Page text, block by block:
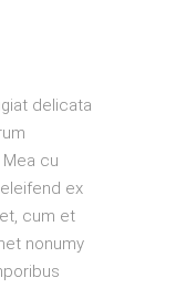
delicata
cu
ex
cum et
nonumy